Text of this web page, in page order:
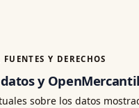
Y DERECHOS
y OpenMercantil
sobre los datos